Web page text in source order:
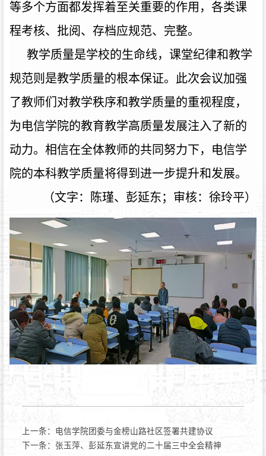
等多个方面都发挥着至关重要的作用，各类课
程考核、批阅、存档应规范、完整。
教学质量是学校的生命线，课堂纪律和教学
规范则是教学质量的根本保证。 此次会议加强
了教师们对教学秩序和教学质量的重视程度，
为电信学院的教育教学高质量发展注入了新的
动力。相信在全体教师的共同努力下，电信学
院的本科教学质量将得到进一步提升和发展。
（文字：陈瑾、彭延东；审核：徐玲平）
上一条： 电信学院团委与金榜山路社区签署共建协议
下一条： 张玉萍、彭延东宣讲党的二十届三中全会精神